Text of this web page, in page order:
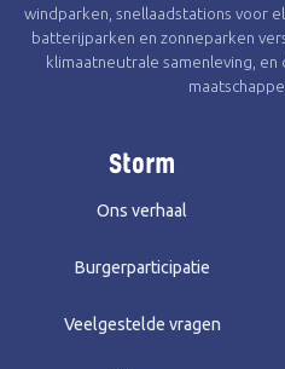
windparken, snellaadstations voor
batterijparken en zonneparken
klimaatneutrale samenleving, en
Storm
Ons verhaal
Burgerparticipatie
Veelgestelde vragen